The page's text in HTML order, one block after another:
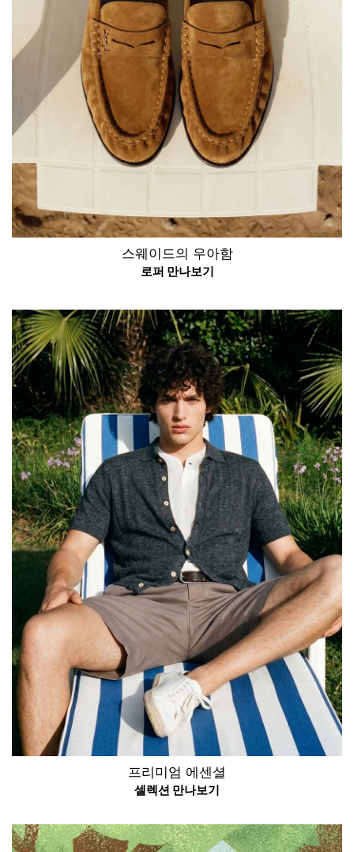
스웨이드의 우아함
프리미엄 에센셜